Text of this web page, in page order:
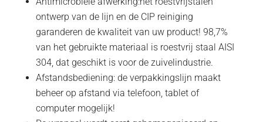
ontwerp van de lijn en de CIP reiniging
garanderen de kwaliteit van uw product! 98,7%
van het gebruikte materiaal is roestvrij staal AISI
304, dat geschikt is voor de zuivelindustrie.
Afstandsbediening: de verpakkingslijn maakt
beheer op afstand via telefoon, tablet of
computer mogelijk!